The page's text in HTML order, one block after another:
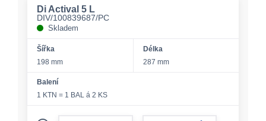
Di Actival 5 L
DIV/100839687/PC
Skladem
Šířka
198 mm
Délka
287 mm
Balení
1 KTN = 1 BAL á 2 KS